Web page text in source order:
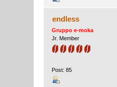
endless
Gruppo e-moka
Jr. Member
Post: 85